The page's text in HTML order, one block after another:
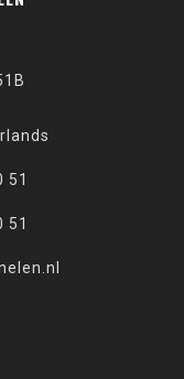
51
51